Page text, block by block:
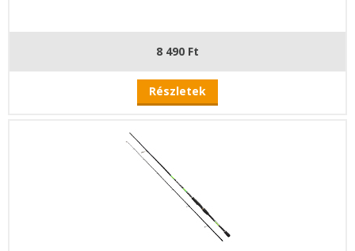
8 490 Ft
Részletek